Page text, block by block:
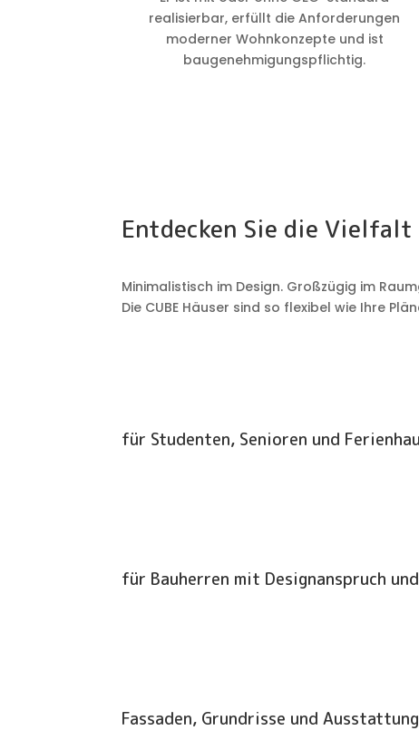
realisierbar, erfüllt die Anforderungen
moderner Wohnkonzepte und ist
baugenehmigungspflichtig.
Entdecken Sie die Vielfalt
Minimalistisch im Design. Großzügig im
Die CUBE Häuser sind so flexibel wie Ihre
für Studenten, Senioren und
für Bauherren mit Designanspruch
Fassaden, Grundrisse und